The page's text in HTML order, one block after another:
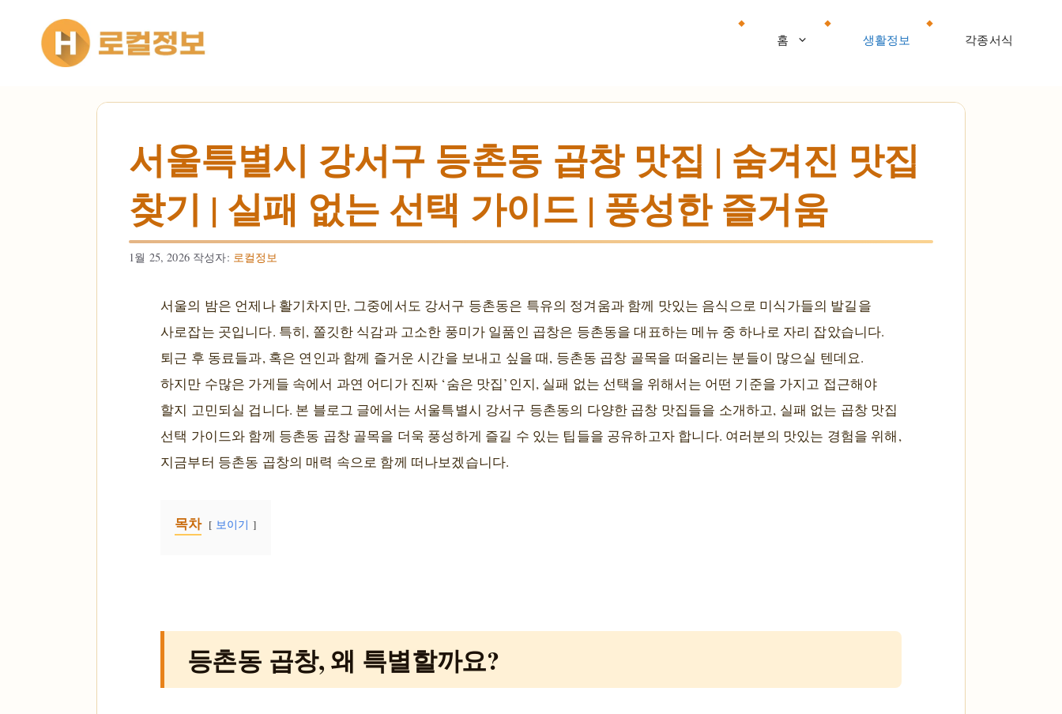
건너뛰기
홈 생활정보 각종서식
서울특별시 강서구 등촌동 곱창 맛집 | 숨겨진 맛집
찾기 | 실패 없는 선택 가이드 | 풍성한 즐거움
1월 25, 2026 작성자: 로컬정보
서울의 밤은 언제나 활기차지만, 그중에서도 강서구 등촌동은 특유의 정겨움과 함께 맛있는 음식으로 미식가들의 발길을
사로잡는 곳입니다. 특히, 쫄깃한 식감과 고소한 풍미가 일품인 곱창은 등촌동을 대표하는 메뉴 중 하나로 자리 잡았습니다.
퇴근 후 동료들과, 혹은 연인과 함께 즐거운 시간을 보내고 싶을 때, 등촌동 곱창 골목을 떠올리는 분들이 많으실 텐데요.
하지만 수많은 가게들 속에서 과연 어디가 진짜 ‘숨은 맛집’인지, 실패 없는 선택을 위해서는 어떤 기준을 가지고 접근해야
할지 고민되실 겁니다. 본 블로그 글에서는 서울특별시 강서구 등촌동의 다양한 곱창 맛집들을 소개하고, 실패 없는 곱창 맛집
선택 가이드와 함께 등촌동 곱창 골목을 더욱 풍성하게 즐길 수 있는 팁들을 공유하고자 합니다. 여러분의 맛있는 경험을 위해,
지금부터 등촌동 곱창의 매력 속으로 함께 떠나보겠습니다.
목차 보이기
등촌동 곱창, 왜 특별할까요?